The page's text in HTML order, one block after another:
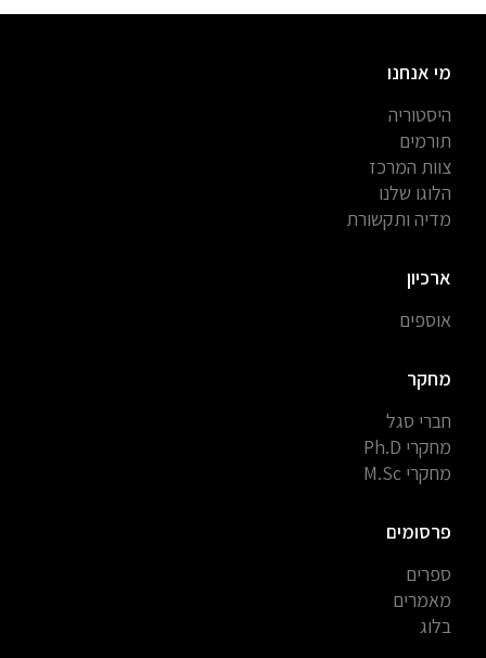
מי אנחנו
היסטוריה
תורמים
צוות המרכז
הלוגו שלנו
מדיה ותקשורת
ארכיון
אוספים
מחקר
חברי סגל
מחקרי Ph.D
מחקרי M.Sc
פרסומים
ספרים
מאמרים
בלוג